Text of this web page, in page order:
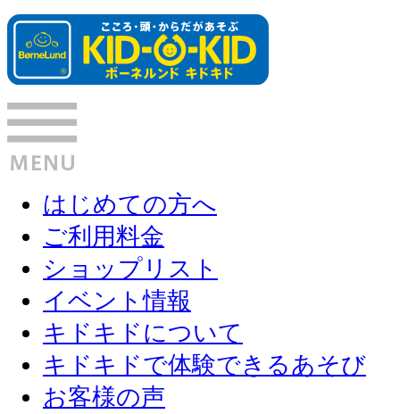
はじめての方へ
ご利用料金
ショップリスト
イベント情報
キドキドについて
キドキドで体験できるあそび
お客様の声